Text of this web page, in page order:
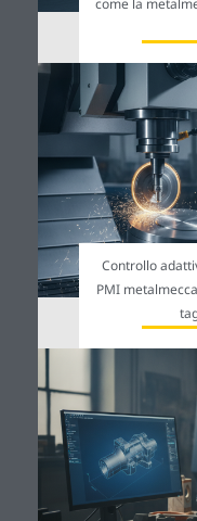
Controllo
PMI